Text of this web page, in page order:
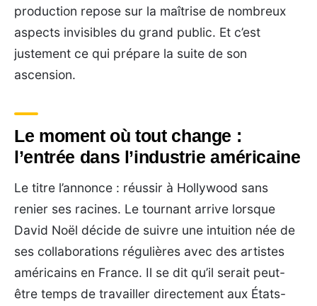
production repose sur la maîtrise de nombreux
aspects invisibles du grand public. Et c’est
justement ce qui prépare la suite de son
ascension.
Le moment où tout change :
l’entrée dans l’industrie américaine
Le titre l’annonce : réussir à Hollywood sans
renier ses racines. Le tournant arrive lorsque
David Noël décide de suivre une intuition née de
ses collaborations régulières avec des artistes
américains en France. Il se dit qu’il serait peut-
être temps de travailler directement aux États-